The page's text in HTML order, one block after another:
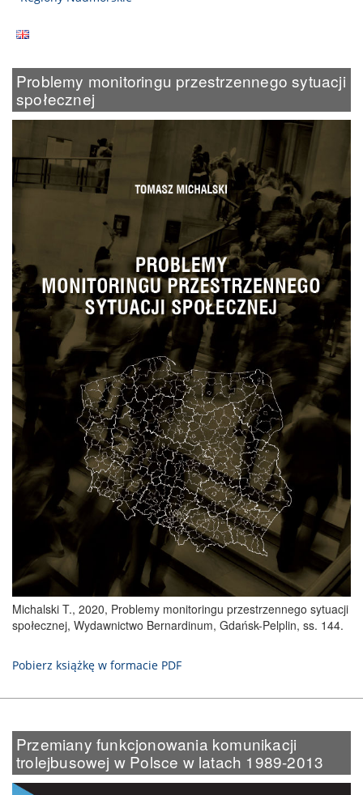
Problemy monitoringu przestrzennego sytuacji
społecznej
Michalski T., 2020, Problemy monitoringu przestrzennego sytuacji
społecznej, Wydawnictwo Bernardinum, Gdańsk-Pelplin, ss. 144.
Pobierz książkę w formacie PDF
Przemiany funkcjonowania komunikacji
trolejbusowej w Polsce w latach 1989-2013